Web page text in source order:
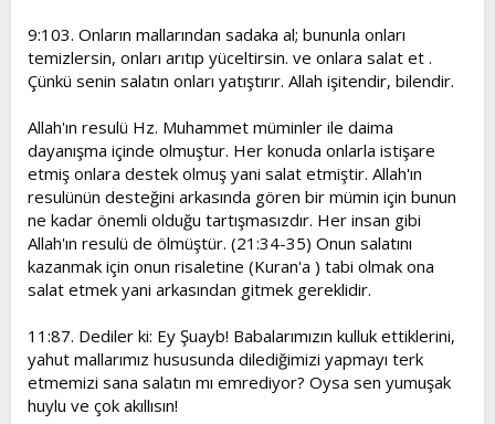
9:103. Onların mallarından sadaka al; bununla onları
temizlersin, onları arıtıp yüceltirsin. ve onlara salat et .
Çünkü senin salatın onları yatıştırır. Allah işitendir, bilendir.
Allah'ın resulü Hz. Muhammet müminler ile daima
dayanışma içinde olmuştur. Her konuda onlarla istişare
etmiş onlara destek olmuş yani salat etmiştir. Allah'ın
resulünün desteğini arkasında gören bir mümin için bunun
ne kadar önemli olduğu tartışmasızdır. Her insan gibi
Allah'ın resulü de ölmüştür. (21:34-35) Onun salatını
kazanmak için onun risaletine (Kuran'a ) tabi olmak ona
salat etmek yani arkasından gitmek gereklidir.
11:87. Dediler ki: Ey Şuayb! Babalarımızın kulluk ettiklerini,
yahut mallarımız hususunda dilediğimizi yapmayı terk
etmemizi sana salatın mı emrediyor? Oysa sen yumuşak
huylu ve çok akıllısın!